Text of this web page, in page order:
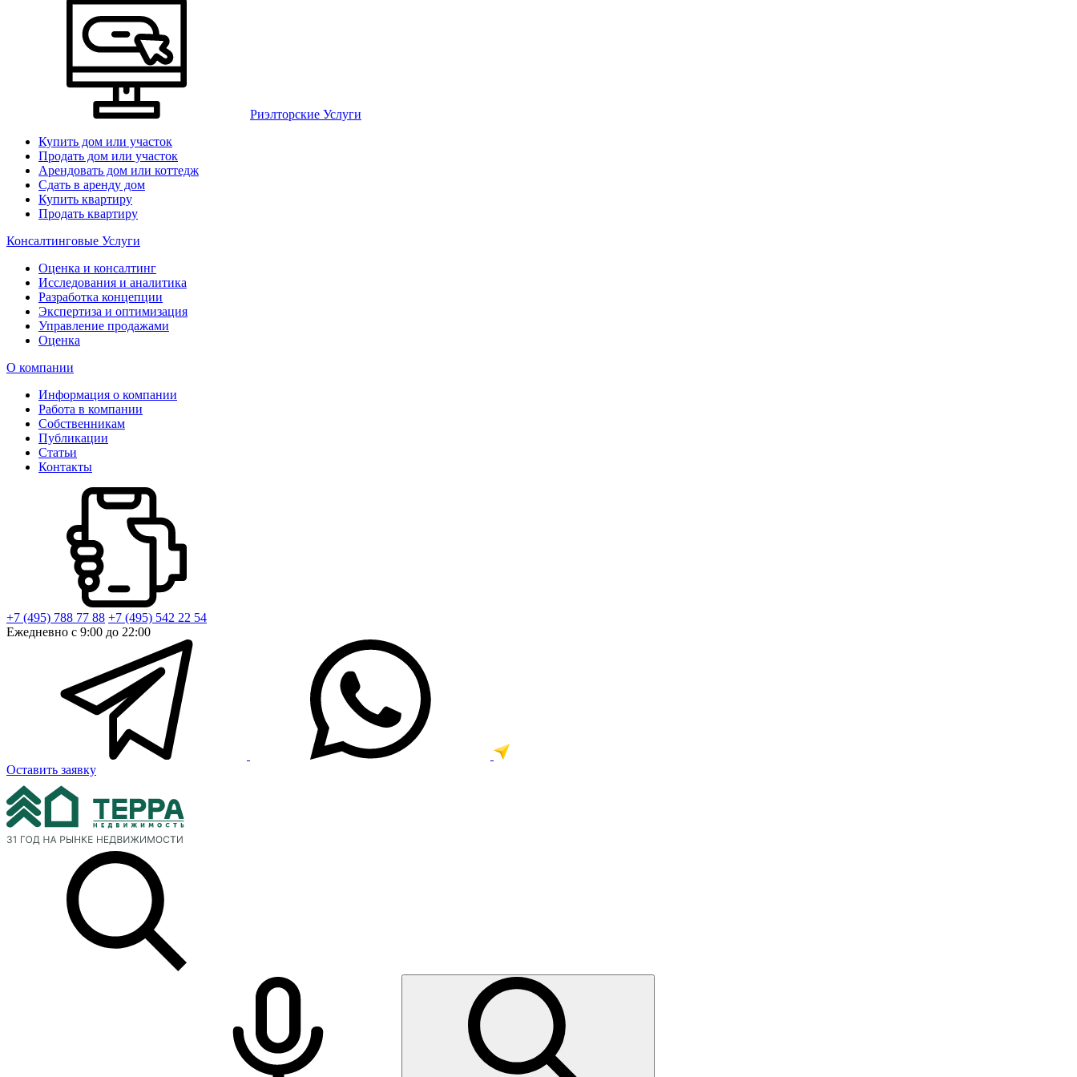
Риэлторские Услуги
Купить дом или участок
Продать дом или участок
Арендовать дом или коттедж
Сдать в аренду дом
Купить квартиру
Продать квартиру
Консалтинговые Услуги
Оценка и консалтинг
Исследования и аналитика
Разработка концепции
Экспертиза и оптимизация
Управление продажами
Оценка
О компании
Информация о компании
Работа в компании
Собственникам
Публикации
Статьи
Контакты
+7 (495) 788 77 88 +7 (495) 542 22 54
Ежедневно с 9:00 до 22:00
Оставить заявку